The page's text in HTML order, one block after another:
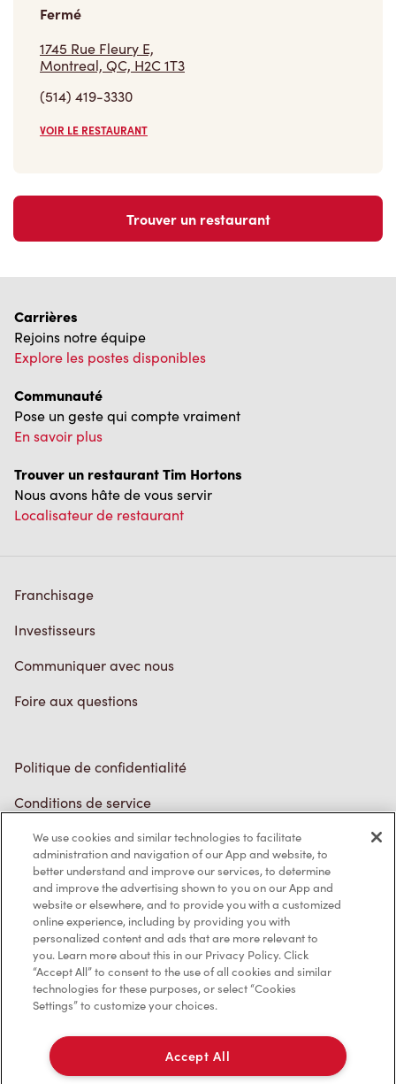
1745 Rue Fleury E,
Montreal, QC, H2C 1T3
(514) 419-3330
VOIR LE RESTAURANT
Trouver un restaurant
Rejoins notre équipe
Explore les postes disponibles
Communauté
Pose un geste qui compte vraiment
En savoir plus
Trouver un restaurant Tim Hortons
Nous avons hâte de vous servir
Localisateur de restaurant
Investisseurs
Communiquer avec nous
Foire aux questions
Conditions de service
Marques de commerce
Accessibilité
Diagnostic
Contactez-nous
TM & © Tim Hortons, 2023
We use cookies and similar technologies to facilitate
administration and navigation of our App and website, to
better understand and improve our services, to determine
and improve the advertising shown to you on our App and
website or elsewhere, and to provide you with a customized
online experience, including by providing you with
personalized content and ads that are more relevant to
you. Learn more about this in our Privacy Policy. Click
“Accept All” to consent to the use of all cookies and similar
technologies for these purposes, or select “Cookies
Settings” to customize your choices.
Accept All